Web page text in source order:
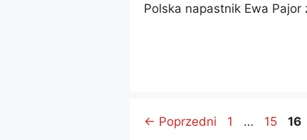
Polska napastnik Ewa Pajor
← Poprzedni Page
1 … Page
15 16